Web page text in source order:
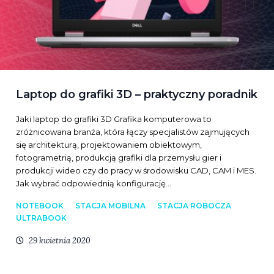
Laptop do grafiki 3D – praktyczny poradnik
Jaki laptop do grafiki 3D Grafika komputerowa to
zróżnicowana branża, która łączy specjalistów zajmujących
się architekturą, projektowaniem obiektowym,
fotogrametrią, produkcją grafiki dla przemysłu gier i
produkcji wideo czy do pracy w środowisku CAD, CAM i MES.
Jak wybrać odpowiednią konfigurację…
NOTEBOOK STACJA MOBILNA
STACJA ROBOCZA
ULTRABOOK
29 kwietnia 2020